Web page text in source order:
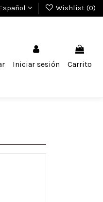
Wishlist (0)
Iniciar sesión Carrito